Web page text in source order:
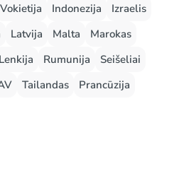
Vokietija Indonezija
Izraelis
Latvija Malta
Marokas
Lenkija Rumunija
Seišeliai
Tailandas
Prancūzija